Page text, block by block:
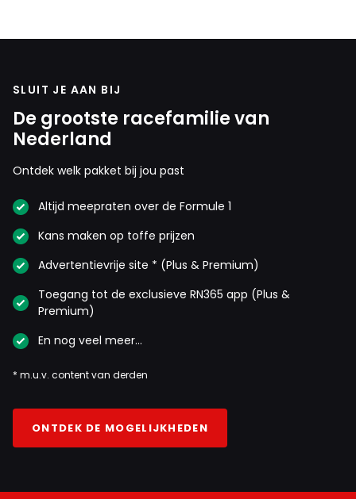
SLUIT JE AAN BIJ
De grootste racefamilie van
Nederland
Ontdek welk pakket bij jou past
Altijd meepraten over de Formule 1
Kans maken op toffe prijzen
Advertentievrije site * (Plus & Premium)
Toegang tot de exclusieve RN365 app (Plus &
Premium)
En nog veel meer…
* m.u.v. content van derden
ONTDEK DE MOGELIJKHEDEN